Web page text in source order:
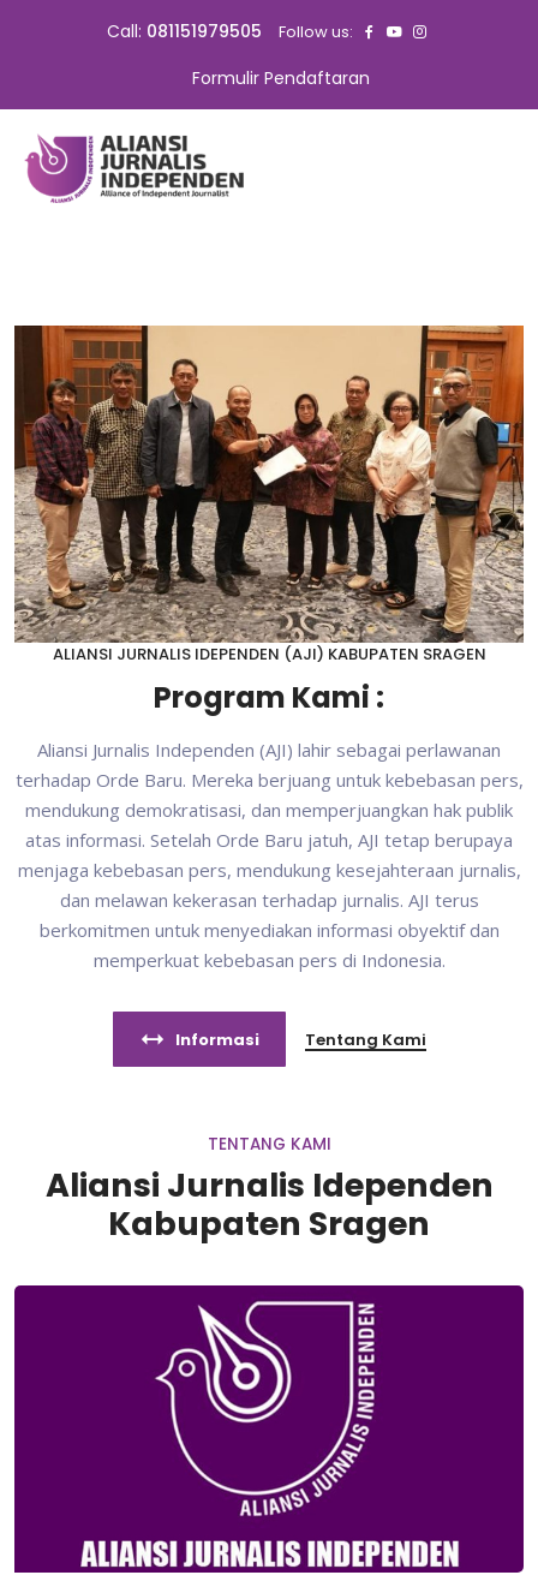
Call: 081151979505 Follow us:
Formulir Pendaftaran
ALIANSI JURNALIS IDEPENDEN (AJI) KABUPATEN SRAGEN
Program Kami :
Aliansi Jurnalis Independen (AJI) lahir sebagai perlawanan
terhadap Orde Baru. Mereka berjuang untuk kebebasan pers,
mendukung demokratisasi, dan memperjuangkan hak publik
atas informasi. Setelah Orde Baru jatuh, AJI tetap berupaya
menjaga kebebasan pers, mendukung kesejahteraan jurnalis,
dan melawan kekerasan terhadap jurnalis. AJI terus
berkomitmen untuk menyediakan informasi obyektif dan
memperkuat kebebasan pers di Indonesia.
Informasi Tentang Kami
TENTANG KAMI
Aliansi Jurnalis Idependen
Kabupaten Sragen